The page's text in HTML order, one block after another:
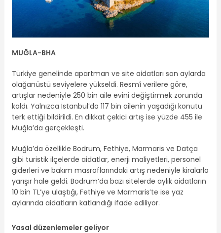
MUĞLA-BHA
Türkiye genelinde apartman ve site aidatları son aylarda
olağanüstü seviyelere yükseldi. Resmî verilere göre,
artışlar nedeniyle 250 bin aile evini değiştirmek zorunda
kaldı. Yalnızca İstanbul’da 117 bin ailenin yaşadığı konutu
terk ettiği bildirildi. En dikkat çekici artış ise yüzde 455 ile
Muğla’da gerçekleşti.
Muğla’da özellikle Bodrum, Fethiye, Marmaris ve Datça
gibi turistik ilçelerde aidatlar, enerji maliyetleri, personel
giderleri ve bakım masraflarındaki artış nedeniyle kiralarla
yarışır hale geldi. Bodrum’da bazı sitelerde aylık aidatların
10 bin TL’ye ulaştığı, Fethiye ve Marmaris’te ise yaz
aylarında aidatların katlandığı ifade ediliyor.
Yasal düzenlemeler geliyor